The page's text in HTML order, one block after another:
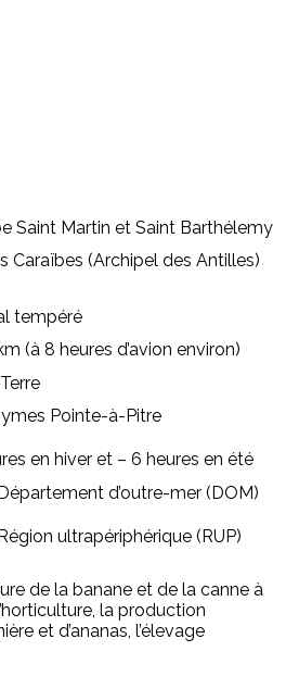
Saint Martin et Saint Barthélemy
Caraïbes (Archipel des Antilles)
tempéré
(à 8 heures d’avion environ)
Pointe-à-Pitre
en hiver et – 6 heures en été
d’outre-mer (DOM)
ultrapériphérique (RUP)
de la banane et de la canne à
la production
et d’ananas, l’élevage